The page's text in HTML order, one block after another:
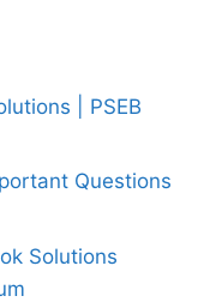
| PSEB
Questions
Solutions